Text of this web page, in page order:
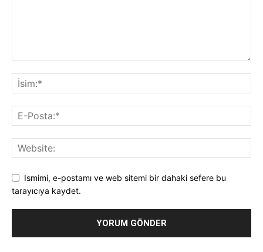
Ismimi, e-postamı ve web sitemi bir dahaki sefere bu
tarayıcıya kaydet.